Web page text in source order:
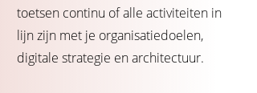
toetsen continu of alle activiteiten in
lijn zijn met je organisatiedoelen,
digitale strategie en architectuur.